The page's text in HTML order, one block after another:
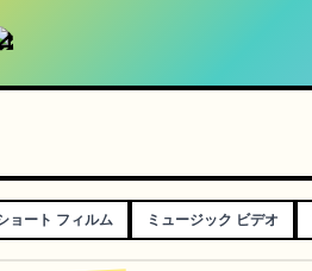
ョート フィルム ミュージック ビデオ